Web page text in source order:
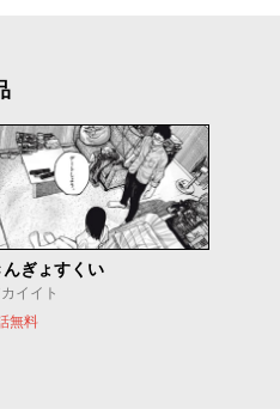
んぎょすくい
イイト
無料